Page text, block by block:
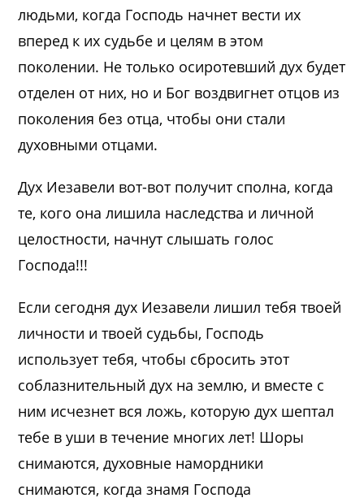
людьми, когда Господь начнет вести их
вперед к их судьбе и целям в этом
поколении. Не только осиротевший дух будет
отделен от них, но и Бог воздвигнет отцов из
поколения без отца, чтобы они стали
духовными отцами.
Дух Иезавели вот-вот получит сполна, когда
те, кого она лишила наследства и личной
целостности, начнут слышать голос
Господа!!!
Если сегодня дух Иезавели лишил тебя твоей
личности и твоей судьбы, Господь
использует тебя, чтобы сбросить этот
соблазнительный дух на землю, и вместе с
ним исчезнет вся ложь, которую дух шептал
тебе в уши в течение многих лет! Шоры
снимаются, духовные намордники
снимаются, когда знамя Господа